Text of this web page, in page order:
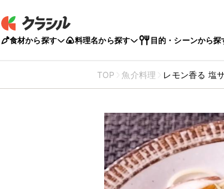
食材から探す 料理名から探す 目的・シーンから探
TOP 魚介料理 レモン香る 塩